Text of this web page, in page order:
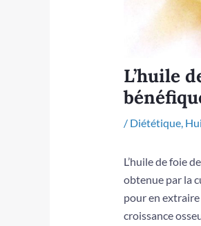
L’huile
/ Diététique,
L’huile de foie
obtenue par la
pour en
croissance